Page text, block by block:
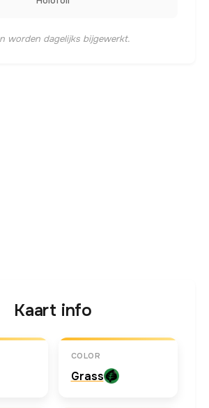
worden dagelijks bijgewerkt.
Kaart info
COLOR
Grass